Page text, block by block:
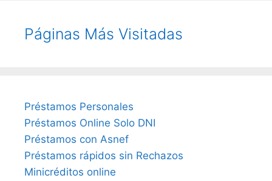
Páginas Más Visitadas
Préstamos Personales
Préstamos Online Solo DNI
Préstamos con Asnef
Préstamos rápidos sin Rechazos
Minicréditos online